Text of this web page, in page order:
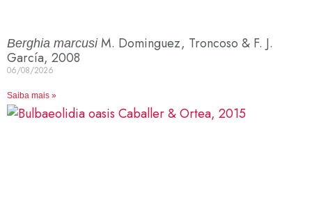
Berghia marcusiM. Dominguez, Troncoso & F. J.
García, 2008
06/08/2026
Saiba mais »